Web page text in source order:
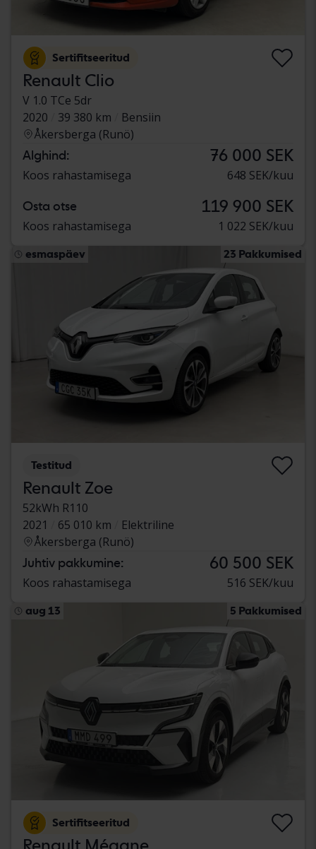
Sertifitseeritud
Renault Clio
V 1.0 TCe 5dr
2020
39 380 km
Bensiin
Åkersberga (Runö)
Alghind: 76 000 SEK
Koos rahastamisega 648 SEK/kuu
Osta otse 119 900 SEK
Koos rahastamisega 1 022 SEK/kuu
esmaspäev 23 Pakkumised
Testitud
Renault Zoe
52kWh R110
2021
65 010 km
Elektriline
Åkersberga (Runö)
Juhtiv pakkumine: 60 500 SEK
Koos rahastamisega 516 SEK/kuu
aug 13 5 Pakkumised
Sertifitseeritud
Renault Mégane